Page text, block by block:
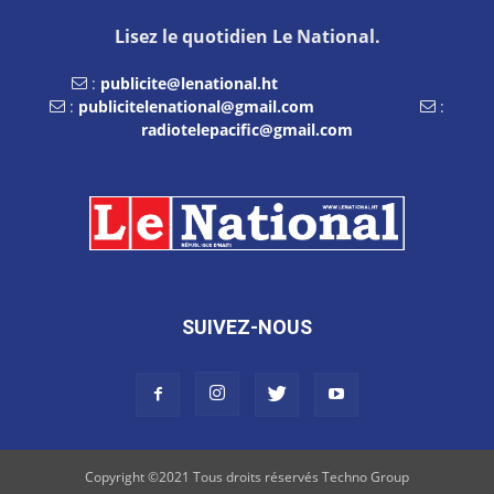
Lisez le quotidien Le National.
: publicite@lenational.ht
: publicitelenational@gmail.com
:
radiotelepacific@gmail.com
SUIVEZ-NOUS
Copyright ©2021 Tous droits réservés Techno Group